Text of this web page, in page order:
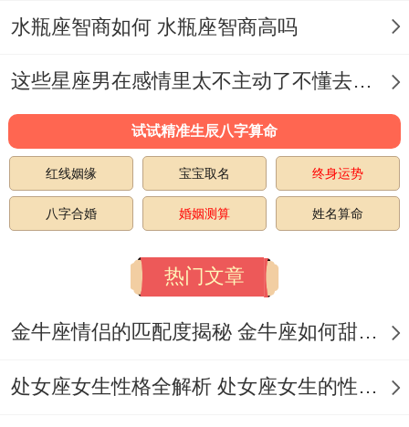
不过要留意午后三点左右的倦怠期,办公桌上
的仙人掌可能会勾起你网购多肉植物的冲
车。
人际关系方面，某个长期潜水的老同学也许
一下子冒泡，他带来的不仅是同学会邀请，
更可能牵出意想不到的合作机遇。
这个普通又不平凡的星期二，正在用蝴蝶效
应影响着以后的日子三个月的轨迹。当你站
水瓶座智商如何 水瓶座智商高吗
这些星座男在感情里太不主动了不懂去爱 这些星座男在感情中排第几
试试精准生辰八字算命
红线姻缘 宝宝取名 终身运势
八字合婚 婚姻测算 姓名算命
热门文章
金牛座情侣的匹配度揭秘 金牛座如何甜蜜恋爱
处女座女生性格全解析 处女座女生的性格是什么样的